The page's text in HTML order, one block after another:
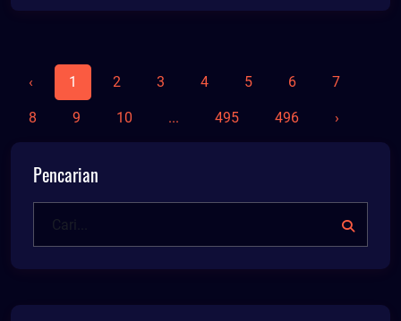
‹ 1 2 3 4 5 6 7
8 9 10 ... 495 496 ›
Pencarian